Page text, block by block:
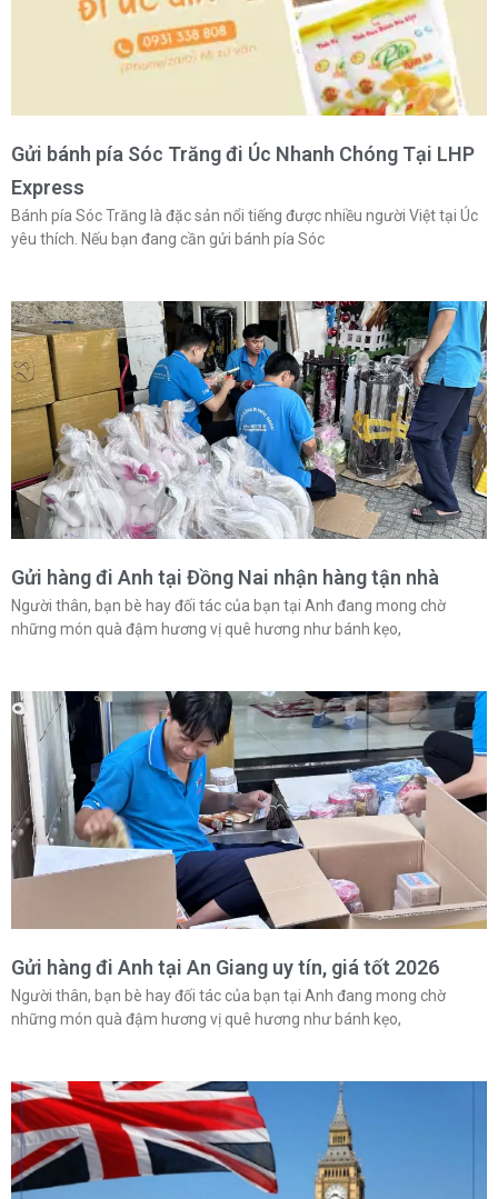
Gửi bánh pía Sóc Trăng đi Úc Nhanh Chóng Tại LHP
Express
Bánh pía Sóc Trăng là đặc sản nổi tiếng được nhiều người Việt tại Úc
yêu thích. Nếu bạn đang cần gửi bánh pía Sóc
Gửi hàng đi Anh tại Đồng Nai nhận hàng tận nhà
Người thân, bạn bè hay đối tác của bạn tại Anh đang mong chờ
những món quà đậm hương vị quê hương như bánh kẹo,
Gửi hàng đi Anh tại An Giang uy tín, giá tốt 2026
Người thân, bạn bè hay đối tác của bạn tại Anh đang mong chờ
những món quà đậm hương vị quê hương như bánh kẹo,